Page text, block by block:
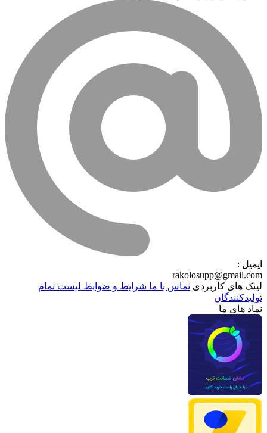
ایمیل :
rakolosupp@gmail.com
لینک های کاربردی تماس با ماشرایط و ضوابطلیست تمام
تولیدکنندگان
نماد های ما